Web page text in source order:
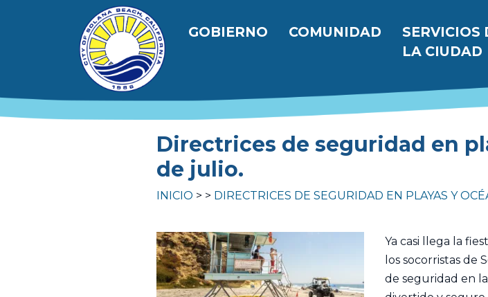
Pasar al contenido principal
Navegación principal
GOBIERNO COMUNIDAD
SERVICIOS
LA CIUDAD
Directrices de seguridad en
de julio.
INICIO DIRECTRICES DE SEGURIDAD EN PLAYAS Y
Ya casi llega la
los socorristas de
de seguridad en